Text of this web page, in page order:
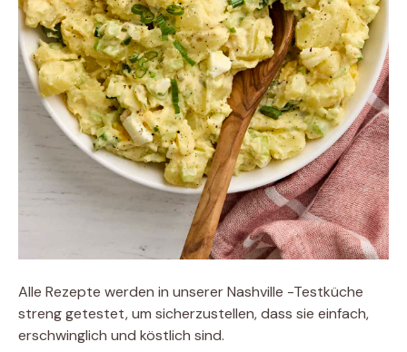
Alle Rezepte werden in unserer Nashville -Testküche
streng getestet, um sicherzustellen, dass sie einfach,
erschwinglich und köstlich sind.